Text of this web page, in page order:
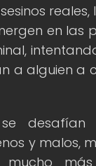
reales,
en las
a alguien a
se desafían
y malos,